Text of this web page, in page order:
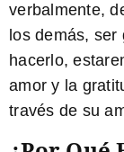
verbalmente,
los demás, ser
hacerlo,
amor y la
través de su